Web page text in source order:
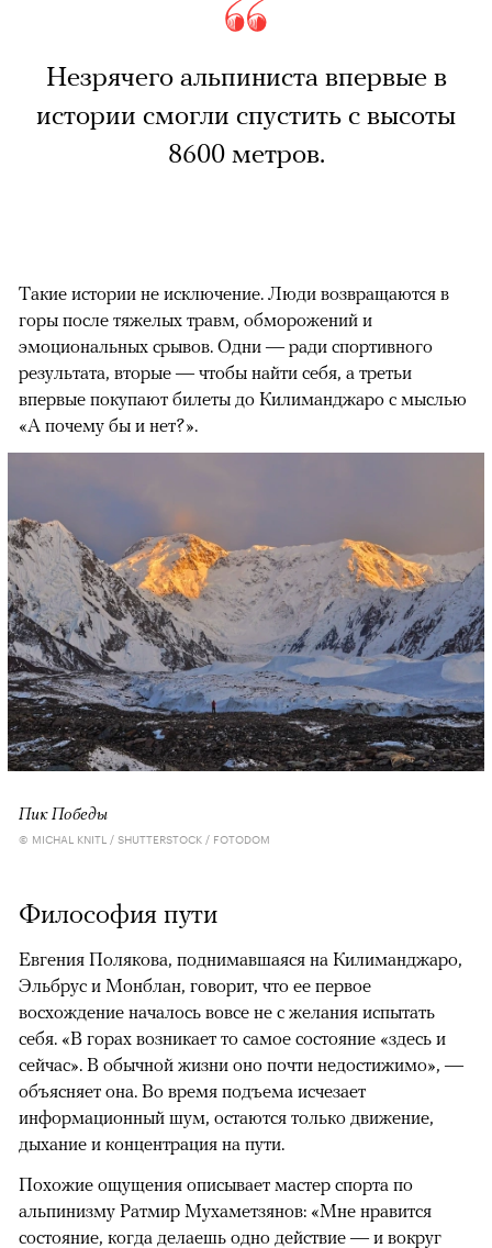
Незрячего альпиниста впервые в
истории смогли спустить с высоты
8600 метров.
Такие истории не исключение. Люди возвращаются в
горы после тяжелых травм, обморожений и
эмоциональных срывов. Одни — ради спортивного
результата, вторые — чтобы найти себя, а третьи
впервые покупают билеты до Килиманджаро с мыслью
«А почему бы и нет?».
Пик Победы
© MICHAL KNITL / SHUTTERSTOCK / FOTODOM
Философия пути
Евгения Полякова, поднимавшаяся на Килиманджаро,
Эльбрус и Монблан, говорит, что ее первое
восхождение началось вовсе не с желания испытать
себя. «В горах возникает то самое состояние «здесь и
сейчас». В обычной жизни оно почти недостижимо», —
объясняет она. Во время подъема исчезает
информационный шум, остаются только движение,
дыхание и концентрация на пути.
Похожие ощущения описывает мастер спорта по
альпинизму Ратмир Мухаметзянов: «Мне нравится
состояние, когда делаешь одно действие — и вокруг